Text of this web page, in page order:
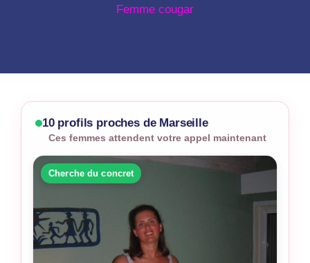
Femme cougar
10 profils proches de Marseille
Ces femmes attendent votre appel maintenant
Cherche du concret